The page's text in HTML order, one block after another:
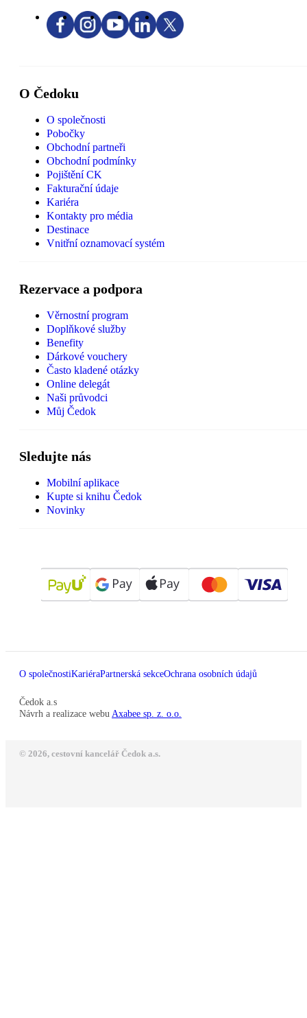
O Čedoku
O společnosti
Pobočky
Obchodní partneři
Obchodní podmínky
Pojištění CK
Fakturační údaje
Kariéra
Kontakty pro média
Destinace
Vnitřní oznamovací systém
Rezervace a podpora
Věrnostní program
Doplňkové služby
Benefity
Dárkové vouchery
Často kladené otázky
Online delegát
Naši průvodci
Můj Čedok
Sledujte nás
Mobilní aplikace
Kupte si knihu Čedok
Novinky
O společnostiKariéraPartnerská sekceOchrana osobních údajů
Čedok a.s
Návrh a realizace webu Axabee sp. z. o.o.
© 2026, cestovní kancelář Čedok a.s.